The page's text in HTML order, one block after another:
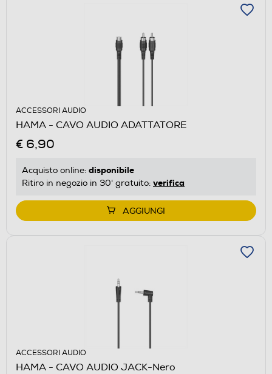
ACCESSORI AUDIO
HAMA - CAVO AUDIO ADATTATORE
€ 6,90
Acquisto online: disponibile
Ritiro in negozio in 30' gratuito: verifica
AGGIUNGI
ACCESSORI AUDIO
HAMA - CAVO AUDIO JACK-Nero